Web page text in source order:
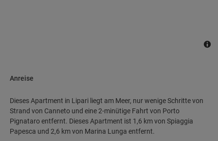
Anreise
Dieses Apartment in Lipari liegt am Meer, nur wenige Schritte von
Strand von Canneto und eine 2-minütige Fahrt von Porto
Pignataro entfernt. Dieses Apartment ist 1,6 km von Spiaggia
Papesca und 2,6 km von Marina Lunga entfernt.